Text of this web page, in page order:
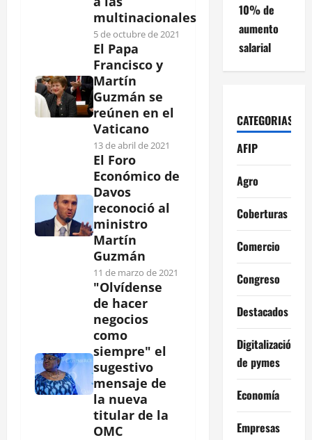
multinacionales
5 de octubre de 2021
El Papa
Francisco y
Martín
Guzmán se
reúnen en el
Vaticano
13 de abril de 2021
El Foro
Económico de
Davos
reconoció al
ministro
Martín
Guzmán
11 de marzo de 2021
"Olvídense
de hacer
negocios
como
siempre" el
sugestivo
mensaje de
la nueva
titular de la
OMC
10% de
aumento
salarial
CATEGORIAS
AFIP
Agro
Coberturas
Comercio
Congreso
Destacados
Digitalización
de pymes
Economía
Empresas